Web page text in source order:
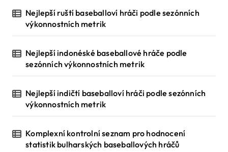
Nejlepší ruští baseballoví hráči podle sezónních
výkonnostních metrik
Nejlepší indonéské baseballové hráče podle
sezónních výkonnostních metrik
Nejlepší indičtí baseballoví hráči podle sezónních
výkonnostních metrik
Komplexní kontrolní seznam pro hodnocení
statistik bulharských baseballových hráčů